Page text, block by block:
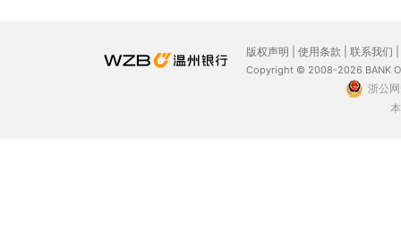
版权声明 使用条款 联系我们
Copyright © 2008-2026 BANK
浙公